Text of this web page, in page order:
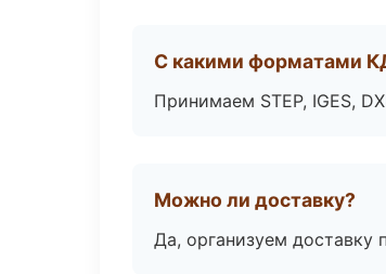
С какими форматами
Принимаем STEP, IGES,
Можно ли доставку?
Да, организуем